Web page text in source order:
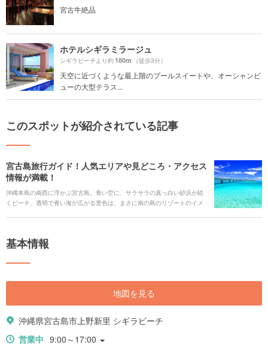
宮古牛絶品
ホテルシギラミラージュ
シギラビーチより約180m （徒歩3分）
天空に近づくような最上階のプールスイートや、オーシャンビ
ューの大型テラス...
このスポットが紹介されている記事
宮古島旅行ガイド！人気エリアや見どころ・アクセス
情報が満載！
沖縄本島の南西に浮かぶ宮古島。青い空に、サラサラの真っ白い砂浜が続
くビーチ、透明で青い海が広がる景色は、まさに南の島のリゾートのイメ
泊まって、旅を満喫すれば、心も体もリフレッシュできるでしょう。 今回
で、宮古島旅行の全てをご紹介します！
基本情報
地図を見る
沖縄県宮古島市上野新里 シギラビーチ
営業中 9:00～17:00